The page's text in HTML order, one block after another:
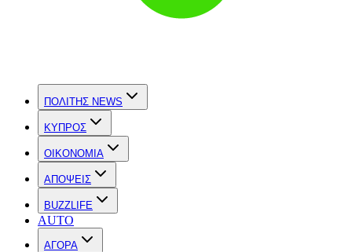
ΠΟΛΙΤΗΣ NEWS
ΚΥΠΡΟΣ
OIKONOMIA
ΑΠΟΨΕΙΣ
BUZZLIFE
AUTO
ΑΓΟΡΑ